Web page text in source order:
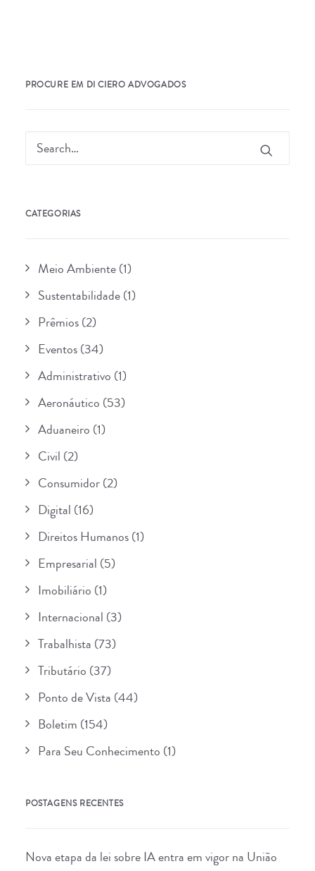
PROCURE EM DI CIERO ADVOGADOS
CATEGORIAS
Meio Ambiente(1)
Sustentabilidade(1)
Prêmios(2)
Eventos(34)
Administrativo (1)
Aeronáutico (53)
Aduaneiro (1)
Civil (2)
Consumidor(2)
Digital (16)
Direitos Humanos(1)
Empresarial (5)
Imobiliário (1)
Internacional (3)
Trabalhista (73)
Tributário (37)
Ponto de Vista (44)
Boletim (154)
Para Seu Conhecimento (1)
POSTAGENS RECENTES
Nova etapa da lei sobre IA entra em vigor na União